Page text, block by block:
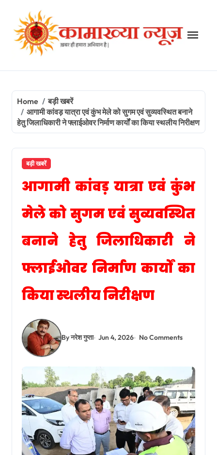
content
Home
बड़ी खबरें
आगामी कांवड़ यात्रा एवं कुंभ मेले को सुगम एवं सुव्यवस्थित बनाने
हेतु जिलाधिकारी ने फ्लाईओवर निर्माण कार्यों का किया स्थलीय निरीक्षण
बड़ी खबरें
आगामी कांवड़ यात्रा एवं कुंभ
मेले को सुगम एवं सुव्यवस्थित
बनाने हेतु जिलाधिकारी ने
फ्लाईओवर निर्माण कार्यों का
किया स्थलीय निरीक्षण
By नरेश गुप्ता Jun 4, 2026 No Comments